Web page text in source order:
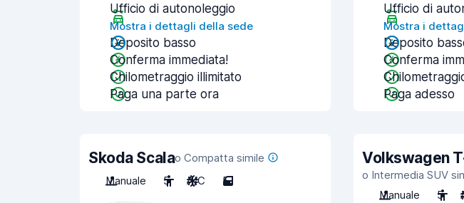
Ufficio di autonoleggio
Mostra i dettagli della sede
Deposito basso
Conferma immediata!
Chilometraggio illimitato
Paga una parte ora
Ufficio di
Mostra i
Deposito
Conferma
Paga adesso
Skoda Scalao Compatta simile
Manuale
5 A/C 5
Volkswagen
o Intermedia SUV
Manuale
5